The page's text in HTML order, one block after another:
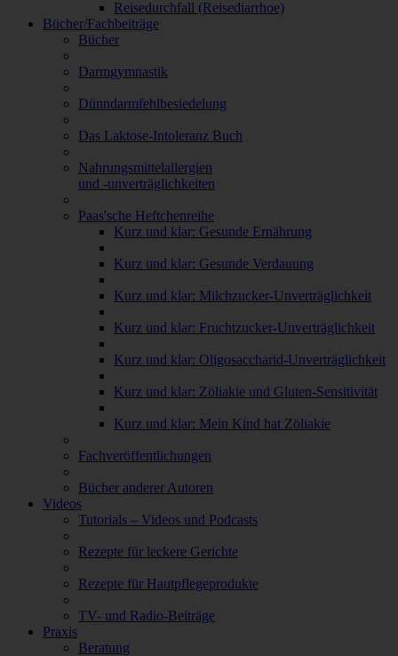
Reisedurchfall (Reisediarrhoe)
Bücher/Fachbeiträge
Bücher
Darmgymnastik
Dünndarmfehlbesiedelung
Das Laktose-Intoleranz Buch
Nahrungsmittelallergien
und -unverträglichkeiten
Paas'sche Heftchenreihe
Kurz und klar: Gesunde Ernährung
Kurz und klar: Gesunde Verdauung
Kurz und klar: Milchzucker-Unverträglichkeit
Kurz und klar: Fruchtzucker-Unverträglichkeit
Kurz und klar: Oligosaccharid-Unverträglichkeit
Kurz und klar: Zöliakie und Gluten-Sensitivität
Kurz und klar: Mein Kind hat Zöliakie
Fachveröffentlichungen
Bücher anderer Autoren
Videos
Tutorials – Videos und Podcasts
Rezepte für leckere Gerichte
Rezepte für Hautpflegeprodukte
TV- und Radio-Beiträge
Praxis
Beratung